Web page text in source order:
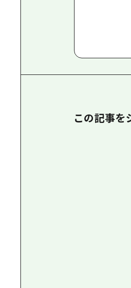
この記事を